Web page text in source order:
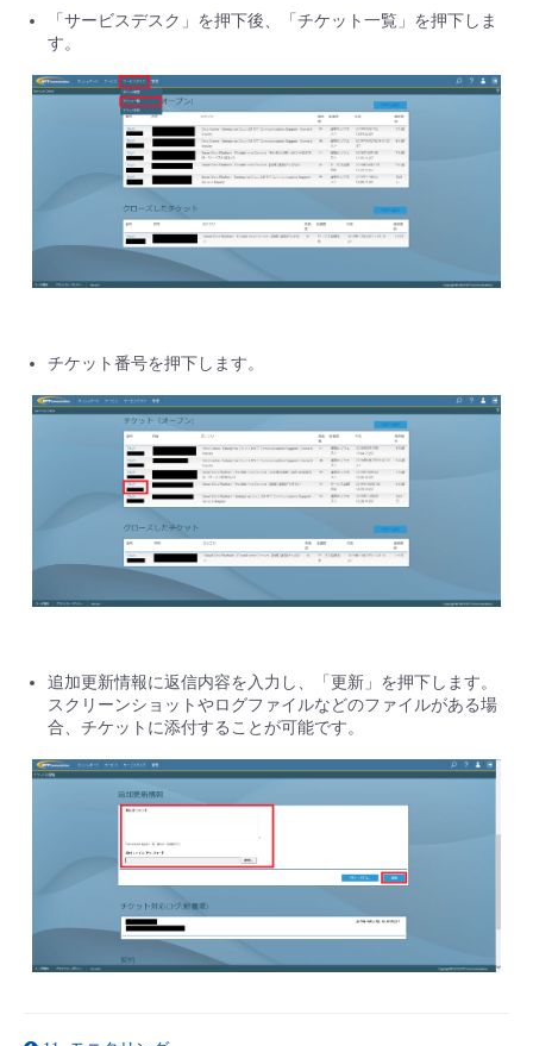
「サービスデスク」を押下後、「チケット一覧」を押下しま
す。
チケット番号を押下します。
追加更新情報に返信内容を入力し、「更新」を押下します。
スクリーンショットやログファイルなどのファイルがある場
合、チケットに添付することが可能です。